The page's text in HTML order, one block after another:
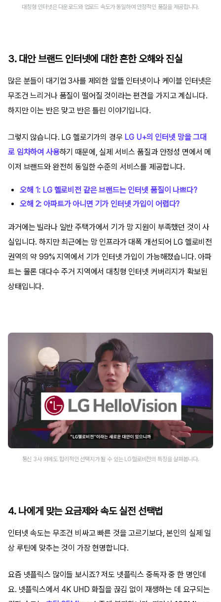
대칭형 인터넷은 다운로드와 업로드 속도가 동일하여 안정적인 품질을 제공합니다.
3. 대안 브랜드 인터넷에 대한 흔한 오해와 진실
많은 분들이 대기업 3사를 제외한 알뜰 인터넷이나 케이블 인터넷은
무조건 느리거나 품질이 떨어질 것이라는 편견을 가지고 계십니다.
하지만 이는 반은 맞고 반은 틀린 이야기입니다.
그렇지 않습니다. LG 헬로기가의 경우 LG U+의 인터넷 망을 그대
로 임차하여 사용하기 때문에, 실제 서비스 품질과 안정성 면에서 메
이저 브랜드와 완전히 동일한 수준의 서비스를 제공합니다.
오해 1: LG 헬로비전 같은 브랜드는 인터넷 품질이 나쁘다?
오해 2: 아파트가 아니면 기가 인터넷 가입이 어렵다?
과거에는 빌라나 일반 주택가에서 기가 망 지원이 부족했던 것이 사
실입니다. 하지만 최근에는 망 인프라가 대폭 개선되어 LG 헬로비전
권역의 약 99% 지역에서 기가 인터넷 가입이 가능해졌습니다. 아파
트는 물론 대다수 주거 지역에서 대칭형 인터넷 커버리지가 확보된
상태입니다.
통신 3사 외에도 합리적인 선택지가 될 수 있는 LG헬로비전의 특징을 살펴봅니다.
4. 나에게 맞는 요금제와 속도 실전 선택법
인터넷 속도는 무조건 비싸고 빠른 것을 고르기보다, 본인의 실제 일
상 루틴에 맞추는 것이 가장 현명합니다.
요즘 넷플릭스 많이들 보시죠? 저도 넷플릭스 중독자 중 한 명인데
요. 넷플릭스에서 4K UHD 화질을 끊김 없이 재생하는 데 요구되는